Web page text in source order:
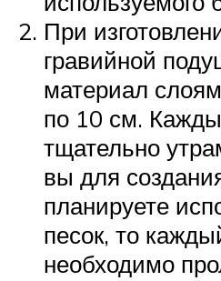
При
гравийной
материал
по 10 см.
тщательно
вы для
планируете
песок, то
необходимо